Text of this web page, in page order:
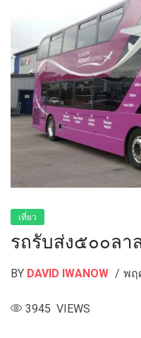
เที่ยว
รถรับส่ง๕๐๐ลา
BY DAVID IWANOW พฤ
3945 VIEWS